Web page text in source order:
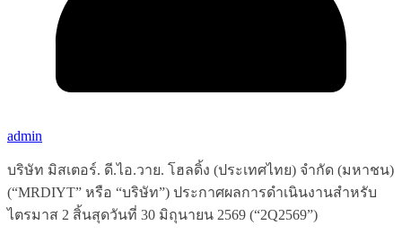
admin
บริษัท มิสเตอร์. ดี.ไอ.วาย. โฮลดิ้ง (ประเทศไทย) จำกัด (มหาชน)
(“MRDIYT” หรือ “บริษัท”) ประกาศผลการดำเนินงานสำหรับ
ไตรมาส 2 สิ้นสุดวันที่ 30 มิถุนายน 2569 (“2Q2569”)